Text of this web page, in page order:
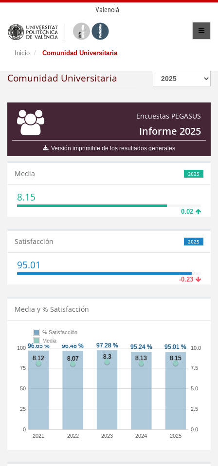
Valencià
Inicio Comunidad Universitaria
Comunidad Universitaria
Encuestas PEGASUS
Informe 2025
Versión imprimible de los resultados generales
2025
Media
8.15
0.02
2025
Satisfacción
95.01
-0.23
Media y % Satisfacción
2021 2022 2023 2024 2025
0
25
50
75
100
0.0
2.5
5.0
7.5
10.0
% Satisfacción
Media